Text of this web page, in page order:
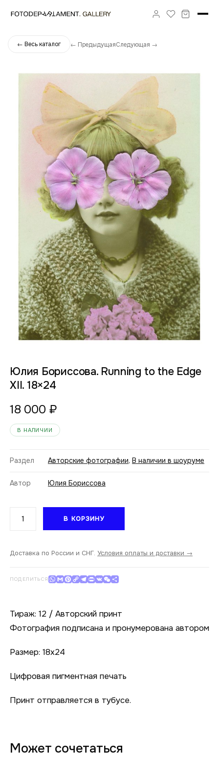
← Весь каталог ← ПредыдущаяСледующая →
Юлия Бориссова. Running to the Edge
XII. 18×24
18 000 ₽
В НАЛИЧИИ
Раздел Авторские фотографии, В наличии в шоуруме
Автор Юлия Бориссова
товара
Running
Edge
В КОРЗИНУ
Доставка по России и СНГ. Условия оплаты и доставки →
ПОДЕЛИТЬСЯ WhatsApp
Gmail
Pinterest
Copy LinkTelegram
Print
VKWeChat
Тираж: 12 / Авторский принт
Фотография подписана и пронумерована автором
Размер: 18х24
Цифровая пигментная печать
Принт отправляется в тубусе.
Может сочетаться